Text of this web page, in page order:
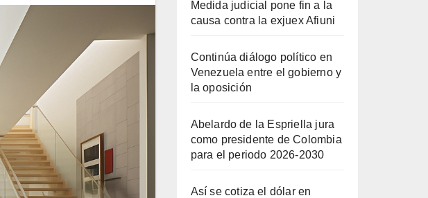
Medida judicial pone fin a la
causa contra la exjuex Afiuni
Continúa diálogo político en
Venezuela entre el gobierno y
la oposición
Abelardo de la Espriella jura
como presidente de Colombia
para el periodo 2026-2030
Así se cotiza el dólar en